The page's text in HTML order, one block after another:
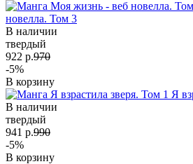
новелла. Том 3
В наличии
твердый
922 р.970
-5%
В корзину
Я
В наличии
твердый
941 р.990
-5%
В корзину